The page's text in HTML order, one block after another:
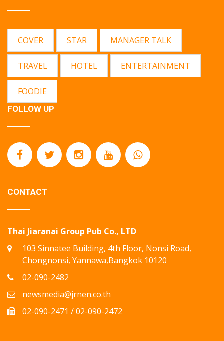
COVER STAR MANAGER TALK
TRAVEL HOTEL ENTERTAINMENT
FOODIE
FOLLOW UP
CONTACT
Thai Jiaranai Group Pub Co., LTD
103 Sinnatee Building, 4th Floor, Nonsi Road,
Chongnonsi, Yannawa,Bangkok 10120
02-090-2482
newsmedia@jrnen.co.th
02-090-2471 / 02-090-2472